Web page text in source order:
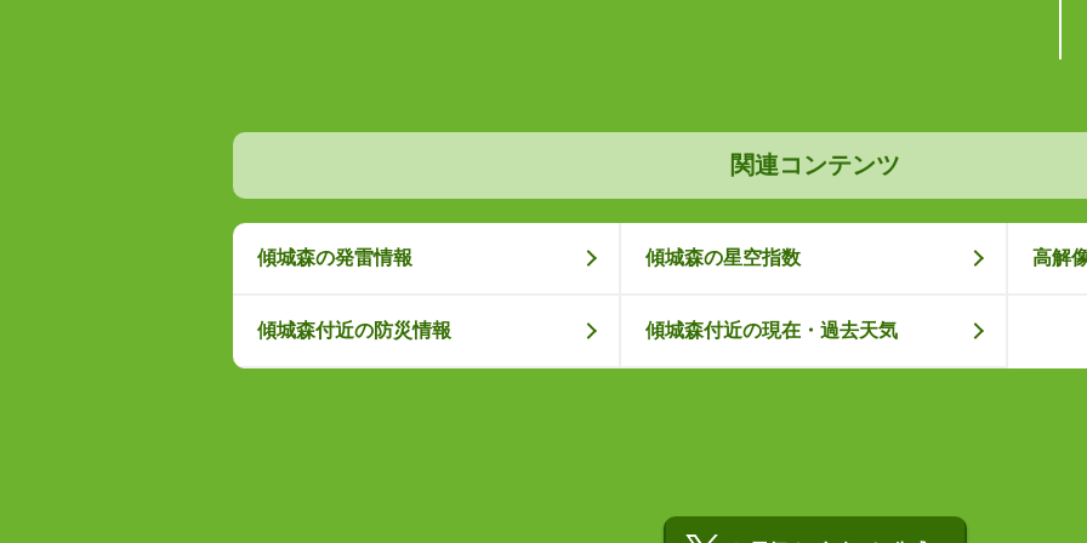
関連コンテンツ
傾城森の発雷情報 傾城森の星空指数 高解
傾城森付近の防災情報 傾城森付近の現在・過去天気